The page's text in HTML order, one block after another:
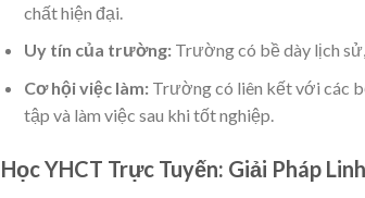
chất hiện đại.
Uy tín của trường:Trường có bề dày lịch
Cơ hội việc làm:Trường có liên kết với các
tập và làm việc sau khi tốt nghiệp.
Học YHCT Trực Tuyến: Giải Pháp